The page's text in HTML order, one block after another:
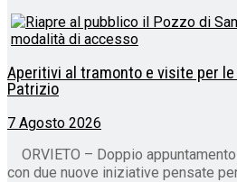
Aperitivi al tramonto e visite per
Patrizio
7 Agosto 2026
ORVIETO – Doppio
con due nuove iniziative pensate